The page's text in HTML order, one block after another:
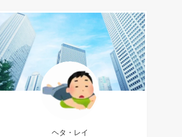
ヘタ・レイ